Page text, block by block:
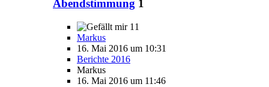
Abendstimmung 1
11
Markus
16. Mai 2016 um 10:31
Berichte 2016
Markus
16. Mai 2016 um 11:46